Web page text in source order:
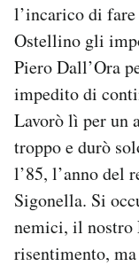
l’incarico di
Ostellino gli
Piero Dall’Ora
impedito di
Lavorò lì per un
troppo e durò
l’85, l’anno del
Sigonella. Si
nemici, il nostro
risentimento,